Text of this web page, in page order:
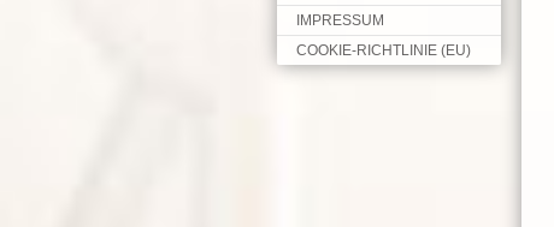
IMPRESSUM
COOKIE-RICHTLINIE (EU)